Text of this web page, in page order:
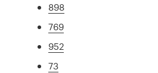
898
769
952
73